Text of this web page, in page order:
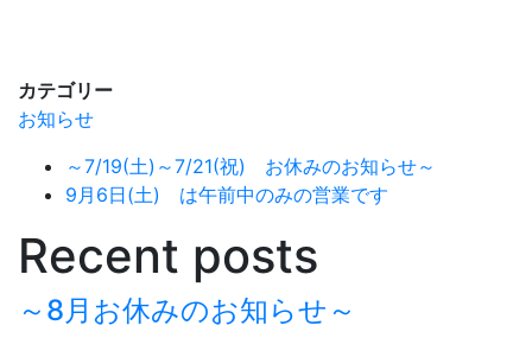
カテゴリー
お知らせ
～7/19(土)～7/21(祝) お休みのお知らせ～
9月6日(土) は午前中のみの営業です
Recent posts
～8月お休みのお知らせ～